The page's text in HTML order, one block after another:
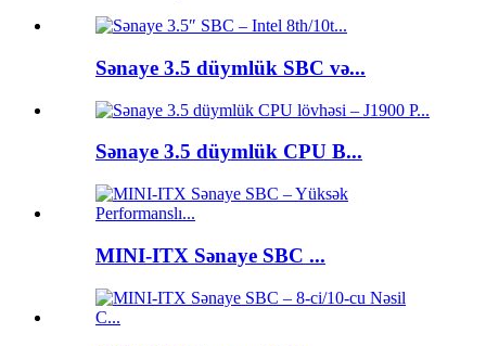
Sənaye 3.5 düymlük SBC və...
Sənaye 3.5 düymlük CPU B...
MINI-ITX Sənaye SBC ...